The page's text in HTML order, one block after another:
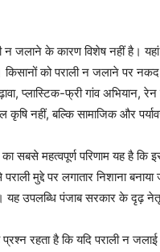
जलाने के कारण विशेष नहीं है। यहां
किसानों को पराली न जलाने पर
प्लास्टिक-फ्री गांव अभियान,
कृषि नहीं, बल्कि सामाजिक और
सबसे महत्वपूर्ण परिणाम यह है कि
मुद्दे पर लगातार निशाना
उपलब्धि पंजाब सरकार के दृढ़
रहता है कि यदि पराली न